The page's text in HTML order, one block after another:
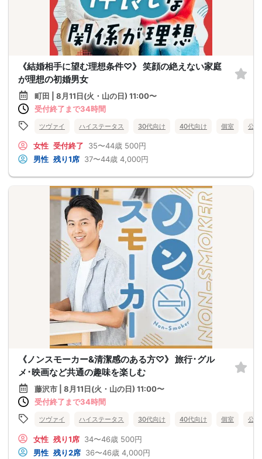
《結婚相手に望む理想条件♡》 笑顔の絶えない家庭
が理想の初婚男女
町田 | 8月11日(火・山の日) 11:00〜
受付終了まで34時間
ツヴァイ ハイステータス 30代向け 40代向け 個室 公
女性 受付終了 35〜44歳 500円
男性 残り1席 37〜44歳 4,000円
《ノンスモーカー&清潔感のある方♡》 旅行･グル
メ･映画など共通の趣味を楽しむ
藤沢市 | 8月11日(火・山の日) 11:00〜
受付終了まで34時間
ツヴァイ ハイステータス 30代向け 40代向け 個室 公
女性 残り1席 34〜46歳 500円
男性 残り2席 36〜46歳 4,000円